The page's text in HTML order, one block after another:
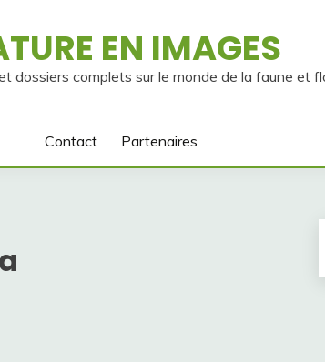
EN IMAGES
dossiers complets sur le monde de la faune et
Contact Partenaires